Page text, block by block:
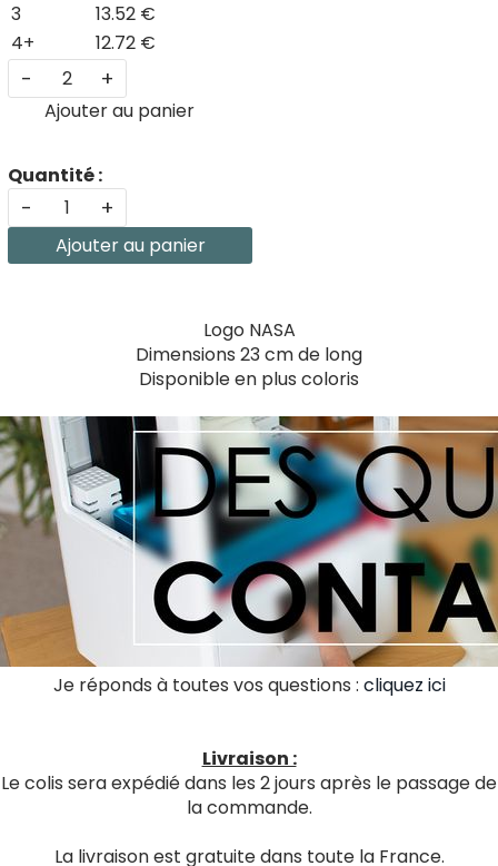
3
13.52 €
4+
12.72 €
- +
Ajouter au panier
Quantité :
- +
Ajouter au panier
Logo NASA
Dimensions 23 cm de long
Disponible en plus coloris
Je réponds à toutes vos questions : cliquez ici
Livraison :
Le colis sera expédié dans les 2 jours après le passage de
la commande.
La livraison est gratuite dans toute la France.